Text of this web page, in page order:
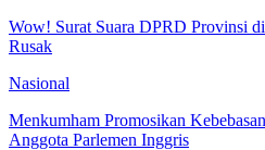
Wow! Surat Suara DPRD Provinsi
Rusak
Nasional
Menkumham Promosikan
Anggota Parlemen Inggris